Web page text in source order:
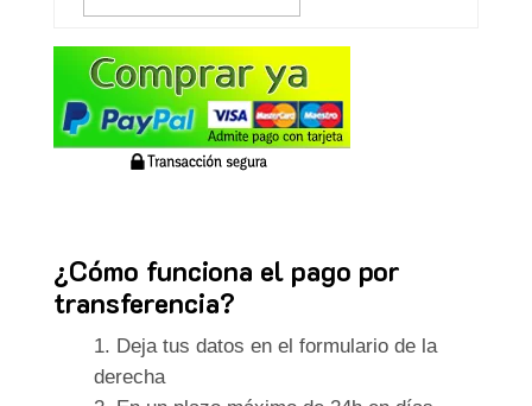
¿Cómo funciona el pago por
transferencia?
Deja tus datos en el formulario de la
derecha